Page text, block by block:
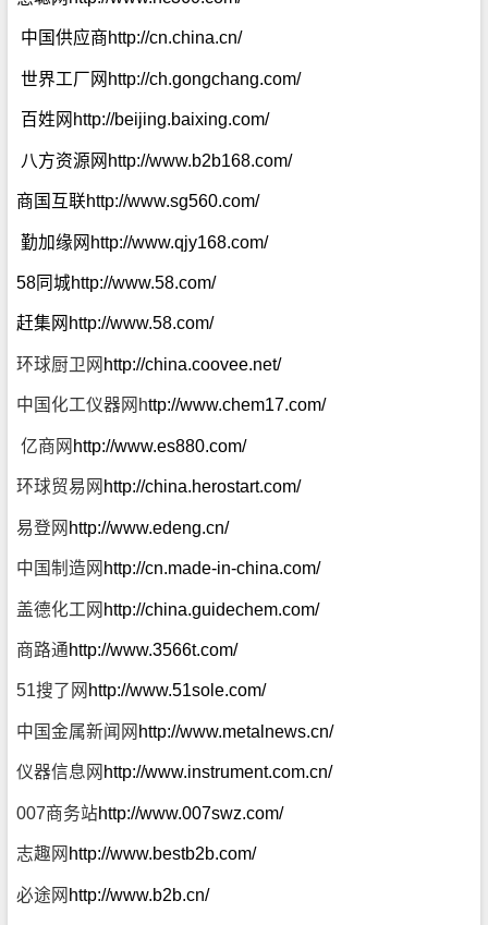
中国供应商http://cn.china.cn/
世界工厂网 http://ch.gongchang.com/
百姓网 http://beijing.baixing.com/
八方资源网 http://www.b2b168.com/
商国互联http://www.sg560.com/
勤加缘网 http://www.qjy168.com/
58同城http://www.58.com/
赶集网 http://www.58.com/
环球厨卫网 http://china.coovee.net/
中国化工仪器网 http://www.chem17.com/
亿商网 http://www.es880.com/
环球贸易网 http://china.herostart.com/
易登网 http://www.edeng.cn/
中国制造网 http://cn.made-in-china.com/
盖德化工网 http://china.guidechem.com/
商路通http://www.3566t.com/
51搜了网 http://www.51sole.com/
中国金属新闻网 http://www.metalnews.cn/
仪器信息网 http://www.instrument.com.cn/
007商务站http://www.007swz.com/
志趣网 http://www.bestb2b.com/
必途网 http://www.b2b.cn/